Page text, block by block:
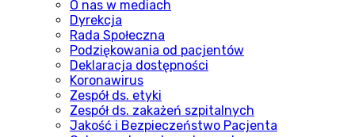
O nas w mediach
Dyrekcja
Rada Społeczna
Podziękowania od pacjentów
Deklaracja dostępności
Koronawirus
Zespół ds. etyki
Zespół ds. zakażeń szpitalnych
Jakość i Bezpieczeństwo Pacjenta